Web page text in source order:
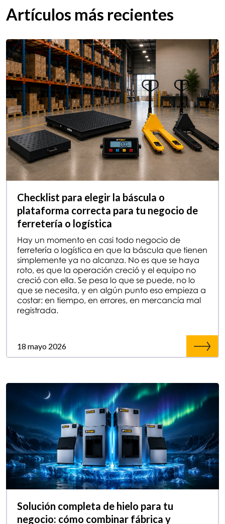
Artículos más recientes
Checklist para elegir la báscula o
plataforma correcta para tu negocio de
ferretería o logística
Hay un momento en casi todo negocio de
ferretería o logística en que la báscula que tienen
simplemente ya no alcanza. No es que se haya
roto, es que la operación creció y el equipo no
creció con ella. Se pesa lo que se puede, no lo
que se necesita, y en algún punto eso empieza a
costar: en tiempo, en errores, en mercancía mal
registrada.
18 mayo 2026
Solución completa de hielo para tu
negocio: cómo combinar fábrica y